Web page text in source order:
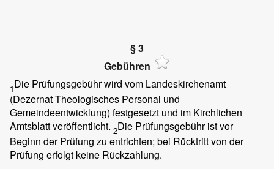
§ 3
Gebühren
1Die Prüfungsgebühr wird vom Landeskirchenamt
(Dezernat Theologisches Personal und
Gemeindeentwicklung) festgesetzt und im Kirchlichen
Amtsblatt veröffentlicht. 2Die Prüfungsgebühr ist vor
Beginn der Prüfung zu entrichten; bei Rücktritt von der
Prüfung erfolgt keine Rückzahlung.